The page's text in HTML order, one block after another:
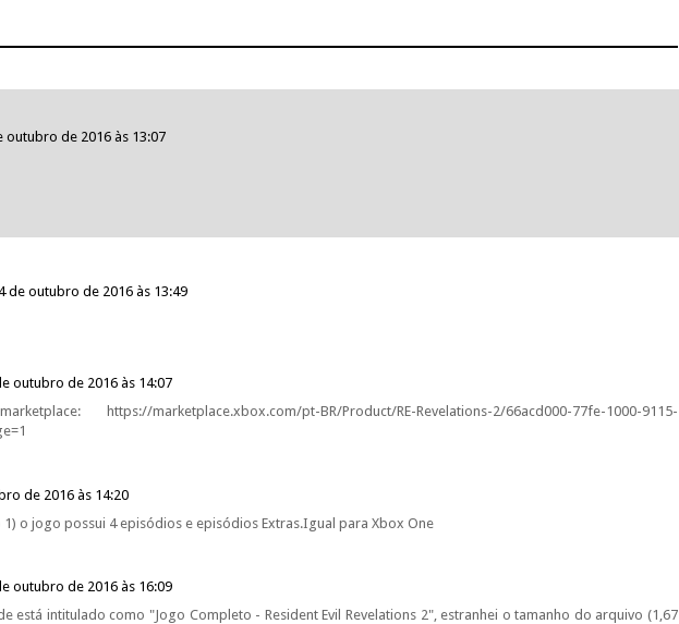
outubro de 2016 às 13:07
4 de outubro de 2016 às 13:49
outubro de 2016 às 14:07
https://marketplace.xbox.com/pt-BR/Product/RE-Revelations-2/66acd000-77fe-1000-9115-
de 2016 às 14:20
1) o jogo possui 4 episódios e episódios Extras.Igual para Xbox One
outubro de 2016 às 16:09
está intitulado como "Jogo Completo - Resident Evil Revelations 2", estranhei o tamanho do arquivo (1,67